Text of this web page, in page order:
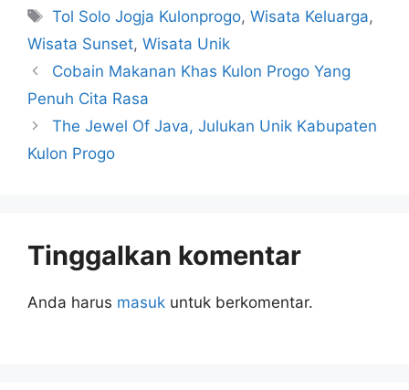
Tol Solo Jogja Kulonprogo,Wisata Keluarga,
Wisata Sunset, Wisata Unik
Cobain Makanan Khas Kulon Progo Yang
Penuh Cita Rasa
The Jewel Of Java, Julukan Unik Kabupaten
Kulon Progo
Tinggalkan komentar
Anda harus masuk untuk berkomentar.